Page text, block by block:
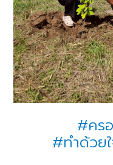
#คร
#ทำด้วย